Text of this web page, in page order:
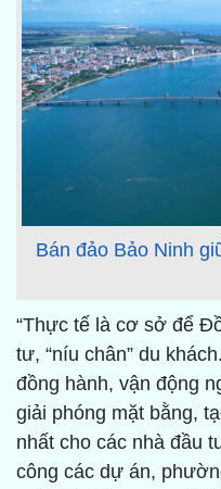
Bán đảo Bảo Ninh
“Thực tế là cơ sở để
tư, “níu chân” du
đồng hành, vận động
giải phóng mặt bằng,
nhất cho các nhà đầu
công các dự án,